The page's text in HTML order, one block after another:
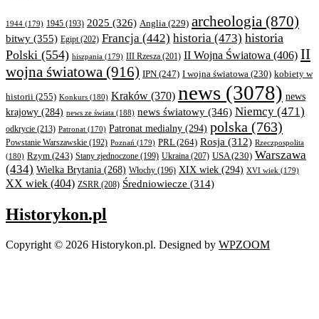
1944 (179) 1945 (193) 2025 (326) Anglia (229) archeologia (870)
bitwy (355) Egipt(202) Francja (442) historia (473) historia
Polski (554) hiszpania (179) III Rzesza (201) II Wojna Światowa (406) II
wojna światowa (916) IPN (247) I wojna światowa (230) kobiety w
historii (255) Konkurs (180) Kraków (370) news (3078) news
krajowy (284) news ze świata (188) news światowy (346) Niemcy (471)
odkrycie (213) Patronat (170) Patronat medialny (294) polska (763)
Powstanie Warszawskie (192) Poznań (179) PRL(264) Rosja (312) Rzeczpospolita
(180) Rzym (243) Stany zjednoczone (199) Ukraina (207) USA(230) Warszawa
(434) Wielka Brytania (268) Włochy (196) XIX wiek (294) XVI wiek (179)
XX wiek (404) ZSRR (208) Średniowiecze (314)
Historykon.pl
Copyright © 2026 Historykon.pl. Designed by WPZOOM